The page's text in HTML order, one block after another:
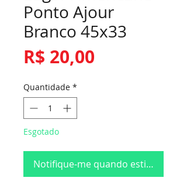
Ponto Ajour
Branco 45x33
R$ 20,00
Quantidade *
Esgotado
Notifique-me quando estiver